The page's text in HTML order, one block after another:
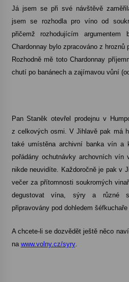
Já jsem se při své návštěvě
jsem se rozhodla pro víno od
přičemž rozhodujícím
Chardonnay bylo zpracováno z
Rozhodně mě toto Chardonnay
chutí po banánech a zajímavou vůní
Pan Staněk otevřel prodejnu v
z celkových osmi. V Jihlavě pak má
také umístěna archivní banka vín a
pořádány ochutnávky archovních
nikde neuvidíte. Každoročně je pak v
večer za přítomnosti soukromých
degustovat vína, sýry a různé
připravovány pod dohledem
A chcete-li se dozvědět ještě něco
na www.volny.cz/syry.